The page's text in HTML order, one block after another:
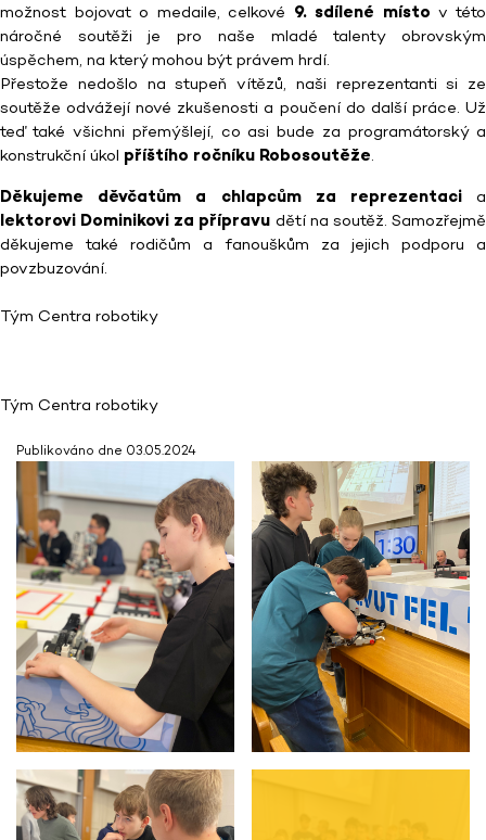
možnost bojovat o medaile, celkové 9. sdílené místo v této
náročné soutěži je pro naše mladé talenty obrovským
úspěchem, na který mohou být právem hrdí.
Přestože nedošlo na stupeň vítězů, naši reprezentanti si ze
soutěže odvážejí nové zkušenosti a poučení do další práce. Už
teď také všichni přemýšlejí, co asi bude za programátorský a
konstrukční úkol příštího ročníku Robosoutěže.
Děkujeme děvčatům a chlapcům za reprezentacia
lektorovi Dominikovi za přípravu dětí na soutěž. Samozřejmě
děkujeme také rodičům a fanouškům za jejich podporu a
povzbuzování.
Tým Centra robotiky
Tým Centra robotiky
Publikováno dne 03.05.2024